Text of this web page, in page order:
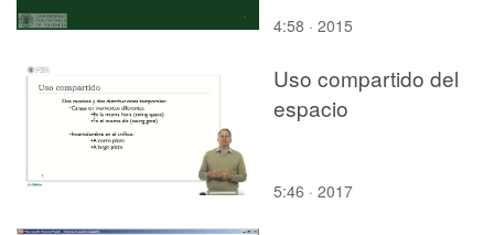
4:58 · 2015
Uso compartido del
espacio
5:46 · 2017